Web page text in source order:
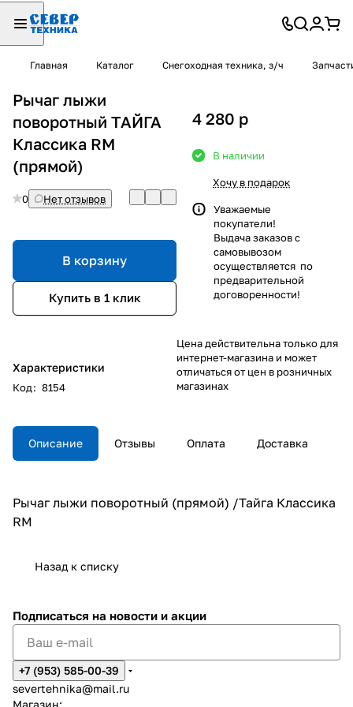
Главная Каталог Снегоходная техника, з/ч
Рычаг лыжи
поворотный ТАЙГА
Классика RM
(прямой)
0 Нет отзывов
В корзину
Купить в 1 клик
Характеристики
Код: 8154
4 280 p
В наличии
Хочу в подарок
Уважаемые
покупатели!
Выдача заказов с
самовывозом
осуществляется по
предварительной
договоренности!
Цена действительна только для
интернет-магазина и может
отличаться от цен в розничных
магазинах
Описание Отзывы Оплата Доставка
Рычаг лыжи поворотный (прямой) /Тайга Классика
RM
Назад к списку
Подписаться на новости и акции
+7 (953) 585-00-39
severtehnika@mail.ru
Магазин: